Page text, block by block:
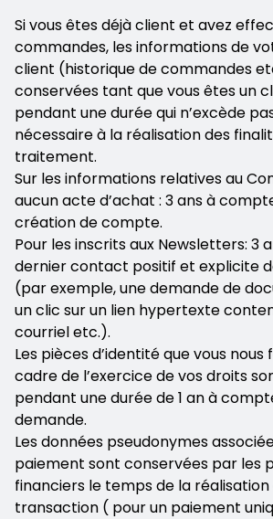
Si vous êtes déjà client et avez
commandes, les informations de
client (historique de commandes
conservées tant que vous êtes un
pendant une durée qui n’excède
nécessaire à la réalisation des
traitement.
Sur les informations relatives au
aucun acte d’achat : 3 ans à
création de compte.
Pour les inscrits aux Newsletters: 3
dernier contact positif et explicite
(par exemple, une demande de
un clic sur un lien hypertexte
courriel etc.).
Les pièces d’identité que vous nous
cadre de l’exercice de vos droits
pendant une durée de 1 an à
demande.
Les données pseudonymes
paiement sont conservées par les
financiers le temps de la réalisation
transaction ( pour un paiement